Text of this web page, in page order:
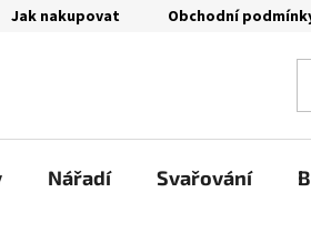
Jak nakupovat Obchodní
Nářadí Svařování